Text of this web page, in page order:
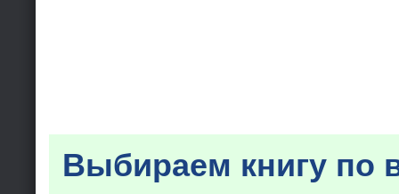
Выбираем книгу по